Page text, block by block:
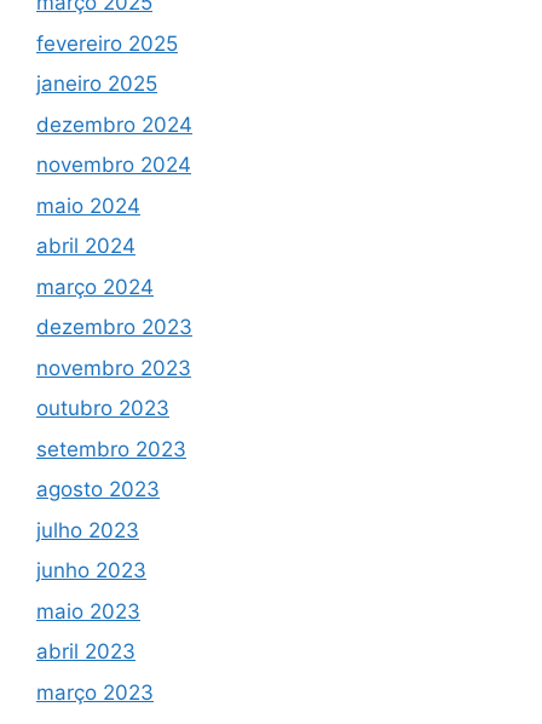
fevereiro 2025
janeiro 2025
dezembro 2024
novembro 2024
maio 2024
abril 2024
março 2024
dezembro 2023
novembro 2023
outubro 2023
setembro 2023
agosto 2023
julho 2023
junho 2023
maio 2023
abril 2023
março 2023